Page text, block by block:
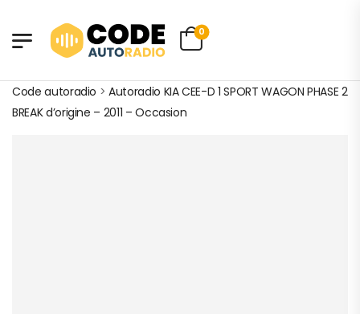
0
Code autoradio >Autoradio KIA CEE-D 1 SPORT WAGON PHASE 2
BREAK d’origine – 2011 – Occasion